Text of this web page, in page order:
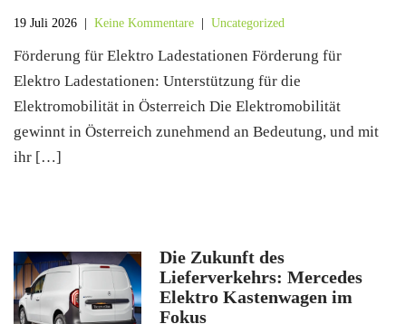
19 Juli 2026 Keine Kommentare Uncategorized
Förderung für Elektro Ladestationen Förderung für
Elektro Ladestationen: Unterstützung für die
Elektromobilität in Österreich Die Elektromobilität
gewinnt in Österreich zunehmend an Bedeutung, und mit
ihr […]
Die Zukunft des
Lieferverkehrs: Mercedes
Elektro Kastenwagen im
Fokus